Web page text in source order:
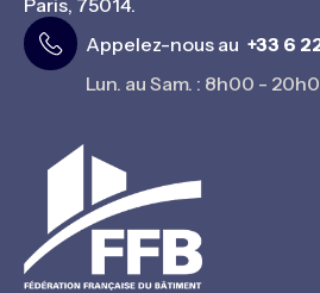
Paris, 75014.
Appelez-nous au +33 6
Lun. au Sam. : 8h00 -